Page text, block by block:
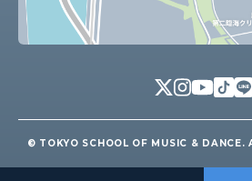
© TOKYO SCHOOL OF MUSIC & DANCE.